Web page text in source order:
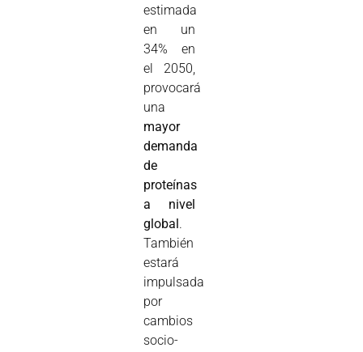
estimada
en un
34% en
el 2050,
provocará
una
mayor
demanda
de
proteínas
a nivel
global .
También
estará
impulsada
por
cambios
socio-